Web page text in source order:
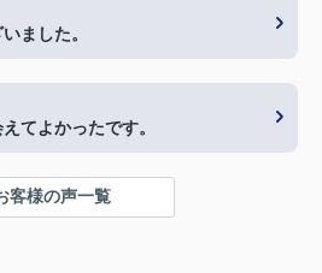
ました。
てよかったです。
客様の声一覧